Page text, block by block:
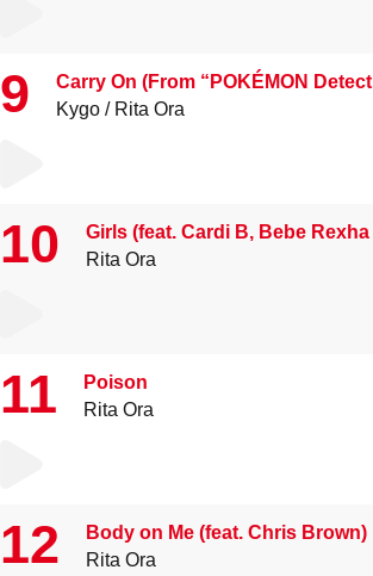
9
Carry On (From “POKÉMON
Kygo
Rita Ora
10
Girls (feat. Cardi B, Bebe
Rita Ora
11
Poison
Rita Ora
12
Body on Me (feat. Chris Brown)
Rita Ora